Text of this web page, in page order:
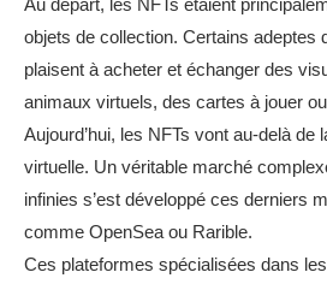
objets de collection. Certains adeptes
plaisent à acheter et échanger des
animaux virtuels, des cartes à jouer
Aujourd’hui, les NFTs vont au-delà de
virtuelle. Un véritable marché
infinies s’est développé ces derniers
comme OpenSea ou Rarible.
Ces plateformes spécialisées dans